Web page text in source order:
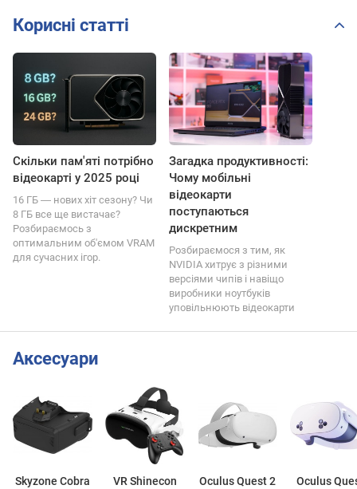
Корисні статті
Скільки пам'яті потрібно
відеокарті у 2025 році
16 ГБ ― нових хіт сезону? Чи
8 ГБ все ще вистачає?
Розбираємось з
оптимальним об'ємом VRAM
для сучасних ігор.
Загадка продуктивності:
Чому мобільні
відеокарти
поступаються
дискретним
Розбираємося з тим, як
NVIDIA хитрує з різними
версіями чипів і навіщо
виробники ноутбуків
уповільнюють відеокарти
Аксесуари
Skyzone Cobra
VR Shinecon
Oculus Quest 2
Oculus